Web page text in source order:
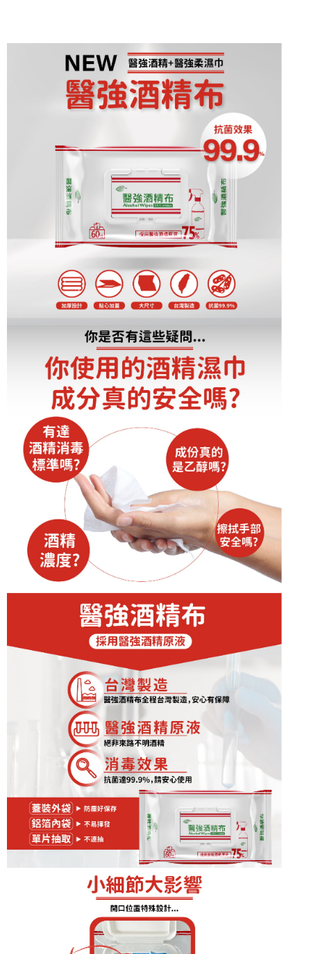
客戶支援中心」https://netprotections.freshdesk.com/support/home
１．透過由恩沛科技股份有限公司提供之「AFTEE先享後付」服務完成之交
易，需依本服務之必要範圍內提供個人資料，並將交易相關給付款項請求債
權轉讓予恩沛科技股份有限公司。
３．未成年的使用者請事先徵得法定代理人或監護人之同意方可使用
「AFTEE先享後付」，若未經同意申辦者引起之損失，本公司不負相關責
４．使用「AFTEE先享後付」時，將依據個別帳號之用戶狀況，依本公司即
時審查核予不同之上限額度；若仍有額度不足之情形，本公司將視審查結果
請求用戶進行身份認證。
５．嚴禁一人註冊多個帳號或使用他人資訊註冊。若發現惡意使用之情形，
恩沛科技股份有限公司將有權停止該用戶之使用額度並採取法律行動。